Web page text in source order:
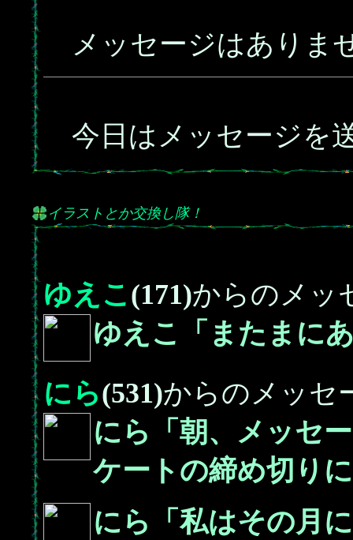
メッセージはありま
今日はメッセージを
イラストとか交換し隊！
ゆえこ(171)からのメッ
ゆえこ「またまに
にら(531)からのメッセ
にら「朝、メッセ
ケートの締め切り
にら「私はその月